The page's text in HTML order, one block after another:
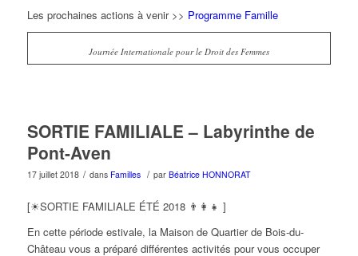
Les prochaines actions à venir >> Programme Famille
Journée Internationale pour le Droit des Femmes
SORTIE FAMILIALE – Labyrinthe de
Pont-Aven
17 juillet 2018 / dans Familles / par Béatrice HONNORAT
[☀SORTIE FAMILIALE ÉTÉ 2018 👨‍👩‍👧 ]
En cette période estivale, la Maison de Quartier de Bois-du-
Château vous a préparé différentes activités pour vous occuper